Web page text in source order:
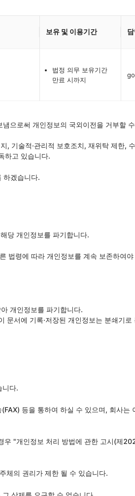
보유 및 이용기간
법정 의무 보유기간
만료 시까지
으로써 개인정보의 국외이전을 거부할
술적·관리적 보호조치, 재위탁 제한,
하고 있습니다.
하겠습니다.
당 개인정보를 파기합니다.
령에 따라 개인정보를 계속 보존하여
개인정보를 파기합니다.
서에 기록·저장된 개인정보는 분쇄기
니다.
등을 통하여 하실 수 있으며, 회사는
"개인정보 처리 방법에 관한 고시(제
체의 권리가 제한 될 수 있습니다.